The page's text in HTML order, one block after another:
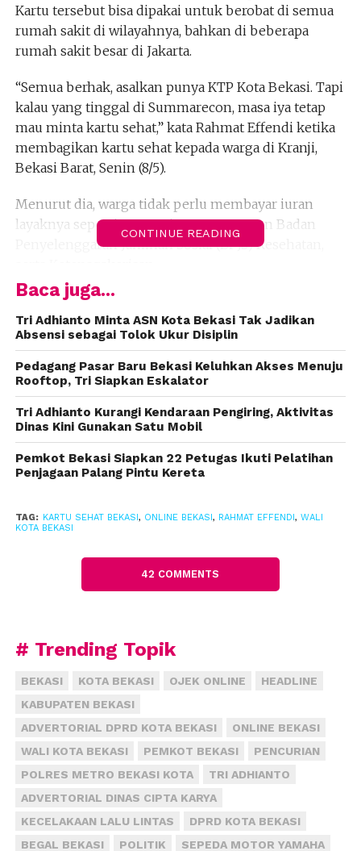
Kartu tersebut bisa dipakai untuk berobat di semua
rumah sakit di wilayahnya, bahkan di beberapa
rumah sakit besar di Jakarta.
“Semua berhak, asalkan punya KTP Kota Bekasi. Tapi
kalau yang tinggal di Summarecon, masa iya tetap
mau minta kartu sehat,” kata Rahmat Effendi ketika
membagikan kartu sehat kepada warga di Kranji,
Bekasi Barat, Senin (8/5).
Menurut dia, warga tidak perlu membayar iuran
layaknya seperti asuransi swasta maupun Badan
Penyelenggaran Jaminan Sosial (BPJS) Kesehatan,
“Warga bayar pajak seperti PBB, dan lain sebagainya
itu bagian dari iuran, warga harus mendapatkan
manfaatnya membayar pajak tersebut,” kata pria
yang dinobatkan sebagai bapak toleransi ini.
Rahmat mengatakan, pihaknya tidak segan
mencabut izin operasional rumah sakit yang
menolak pasien pemegang kartu sehat berbasis NIK
tersebut. Menurut dia, kartu itu sepenuhnya
ditanggung pemerintah.
“Kesehatan warga adalah segalanya, semua biaya
ditanggung oleh pemerintah,” katanya.
CONTINUE READING
Baca juga...
Tri Adhianto Minta ASN Kota Bekasi Tak Jadikan
Absensi sebagai Tolok Ukur Disiplin
Pedagang Pasar Baru Bekasi Keluhkan Akses Menuju
Rooftop, Tri Siapkan Eskalator
Tri Adhianto Kurangi Kendaraan Pengiring, Aktivitas
Dinas Kini Gunakan Satu Mobil
Pemkot Bekasi Siapkan 22 Petugas Ikuti Pelatihan
Penjagaan Palang Pintu Kereta
TAG: KARTU SEHAT BEKASI , ONLINE BEKASI , RAHMAT EFFENDI , WALI
KOTA BEKASI
42 COMMENTS
# Trending Topik
BEKASI KOTA BEKASI OJEK ONLINE
HEADLINE
KABUPATEN BEKASI
ADVERTORIAL DPRD KOTA BEKASI
ONLINE BEKASI
WALI KOTA BEKASI
PEMKOT BEKASI
PENCURIAN
POLRES METRO BEKASI KOTA
TRI ADHIANTO
ADVERTORIAL DINAS CIPTA KARYA
KECELAKAAN LALU LINTAS
DPRD KOTA BEKASI
BEGAL BEKASI
POLITIK SEPEDA MOTOR YAMAHA